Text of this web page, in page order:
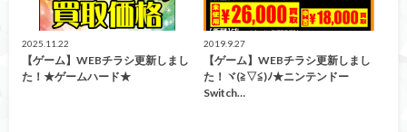
2025.11.22
【ゲーム】WEBチラシ更新しまし
た！★ゲームハード★
2019.9.27
【ゲーム】WEBチラシ更新しまし
た！ヾ(≧▽≦)ﾉ★ニンテンドー
Switch…